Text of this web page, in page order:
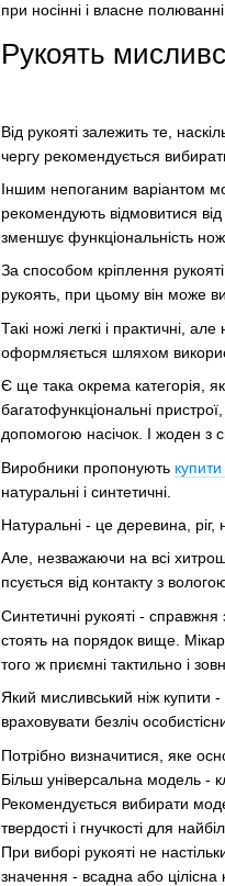
при носінні і власне
Рукоять
Від рукояті залежить те,
чергу рекомендується
Іншим непоганим варіантом
рекомендують відмовитися
зменшує функціональність
За способом кріплення
рукоять, при цьому він може
Такі ножі легкі і практичні,
оформляється шляхом
Є ще така окрема категорія,
багатофункціональні
допомогою насічок. І жоден з
Виробники пропонують купити
натуральні і синтетичні.
Натуральні - це деревина, ріг,
Але, незважаючи на всі
псується від контакту з
Синтетичні рукояті - справжня
стоять на порядок вище.
того ж приємні тактильно і
Який мисливський ніж купити
враховувати безліч
Потрібно визначитися, яке
Більш універсальна модель -
Рекомендується вибирати
твердості і гнучкості для
При виборі рукояті не
значення - всадна або